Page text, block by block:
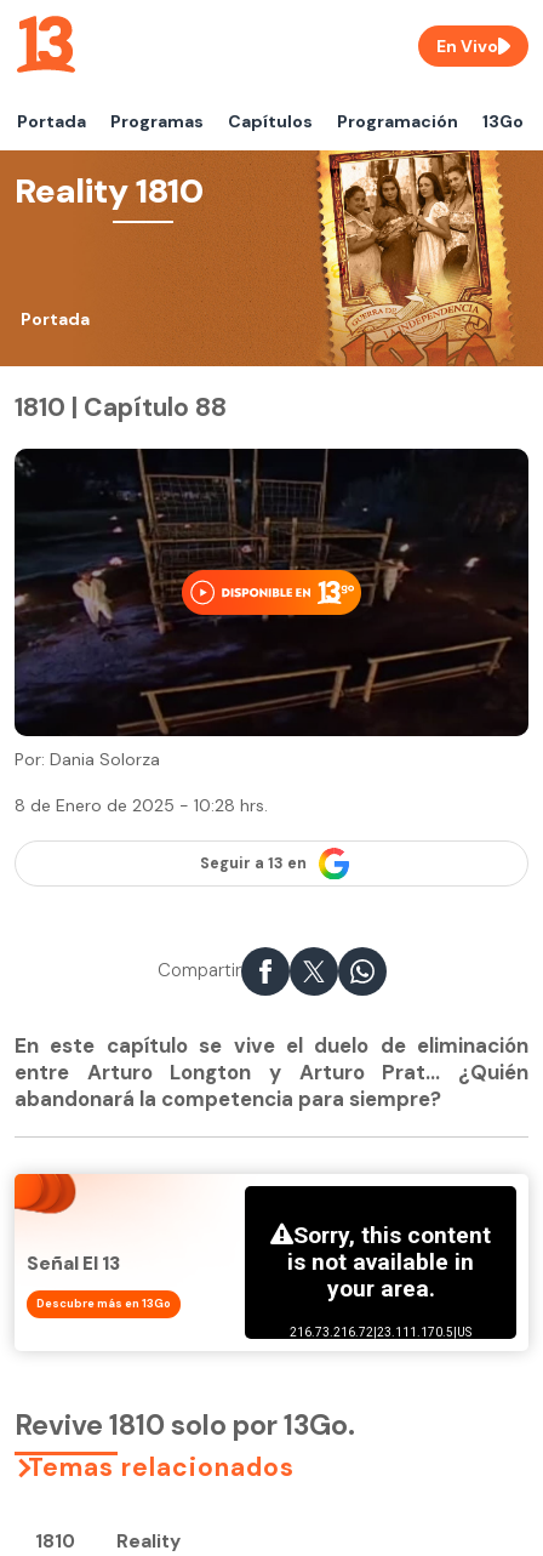
Portada Programas Capítulos Programación 13Go
En Vivo
Reality 1810
Portada
1810 | Capítulo 88
Por: Dania Solorza
8 de Enero de 2025 - 10:28 hrs.
Seguir a 13 en
Compartir
En este capítulo se vive el duelo de eliminación
entre Arturo Longton y Arturo Prat... ¿Quién
abandonará la competencia para siempre?
Señal El 13
Descubre más en 13Go
Revive 1810 solo por 13Go.
Temas relacionados
1810 Reality